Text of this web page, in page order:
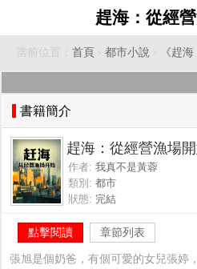
趕海：從經
當前位置： 首頁 › 都市小說 › 《趕
書籍簡介
趕海：從經營漁場
作者: 我真不是黃蓉
類別: 都市
狀態: 完結
點擊閱讀 章節列表
張旭是個奶爸，有個可愛的女兒張婷